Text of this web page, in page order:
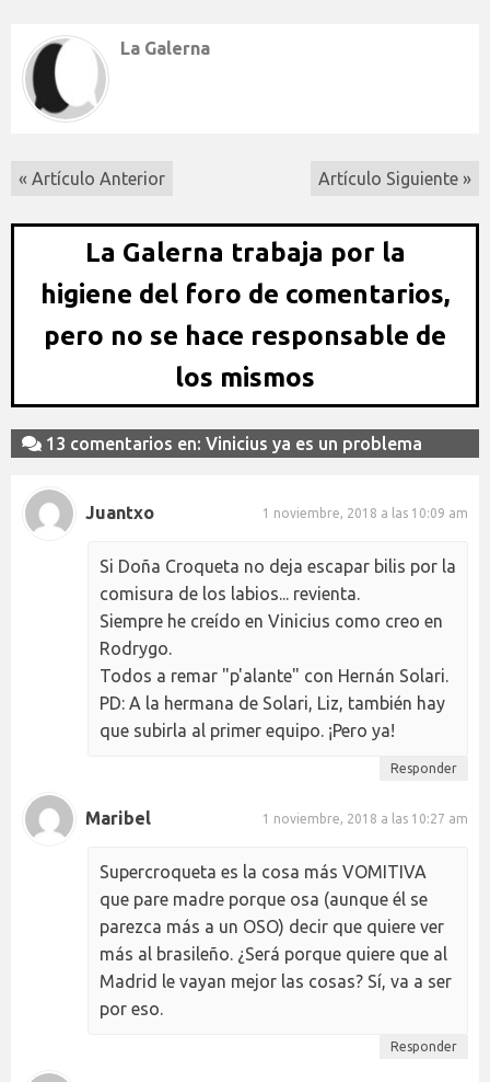
La Galerna
« Artículo Anterior Artículo Siguiente »
La Galerna trabaja por la
higiene del foro de comentarios,
pero no se hace responsable de
los mismos
13 comentarios en: Vinicius ya es un problema
Juantxo 1 noviembre, 2018 a las 10:09 am
Si Doña Croqueta no deja escapar bilis por la
comisura de los labios... revienta.
Siempre he creído en Vinicius como creo en
Rodrygo.
Todos a remar "p'alante" con Hernán Solari.
PD: A la hermana de Solari, Liz, también hay
que subirla al primer equipo. ¡Pero ya!
Responder
Maribel 1 noviembre, 2018 a las 10:27 am
Supercroqueta es la cosa más VOMITIVA
que pare madre porque osa (aunque él se
parezca más a un OSO) decir que quiere ver
más al brasileño. ¿Será porque quiere que al
Madrid le vayan mejor las cosas? Sí, va a ser
por eso.
Responder